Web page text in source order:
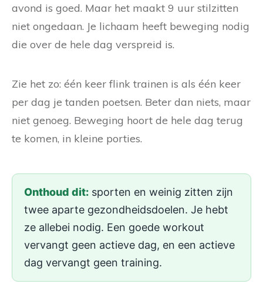
avond is goed. Maar het maakt 9 uur stilzitten
niet ongedaan. Je lichaam heeft beweging nodig
die over de hele dag verspreid is.
Zie het zo: één keer flink trainen is als één keer
per dag je tanden poetsen. Beter dan niets, maar
niet genoeg. Beweging hoort de hele dag terug
te komen, in kleine porties.
Onthoud dit: sporten en weinig zitten zijn
twee aparte gezondheidsdoelen. Je hebt
ze allebei nodig. Een goede workout
vervangt geen actieve dag, en een actieve
dag vervangt geen training.